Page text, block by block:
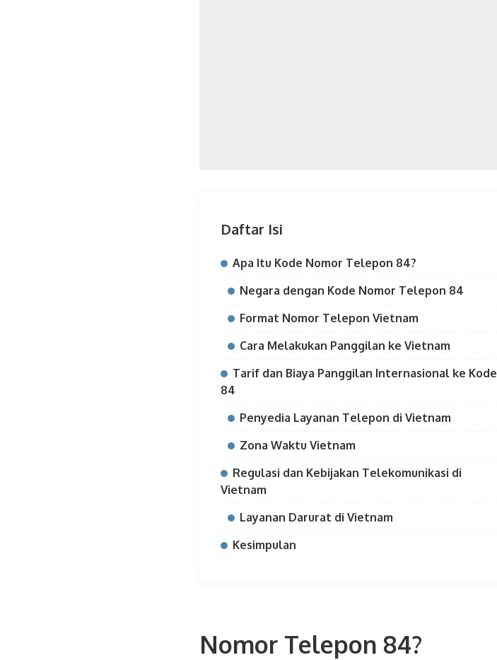
Daftar Isi
Apa Itu Kode Nomor Telepon 84?
Negara dengan Kode Nomor Telepon 84
Format Nomor Telepon Vietnam
Cara Melakukan Panggilan ke Vietnam
Tarif dan Biaya Panggilan Internasional ke Kode
84
Penyedia Layanan Telepon di Vietnam
Zona Waktu Vietnam
Regulasi dan Kebijakan Telekomunikasi di
Vietnam
Layanan Darurat di Vietnam
Kesimpulan
Nomor Telepon 84?